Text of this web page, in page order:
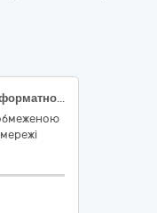
Комплект обладнання для широкоформатного друку (плотер, витратні матеріали та папір)